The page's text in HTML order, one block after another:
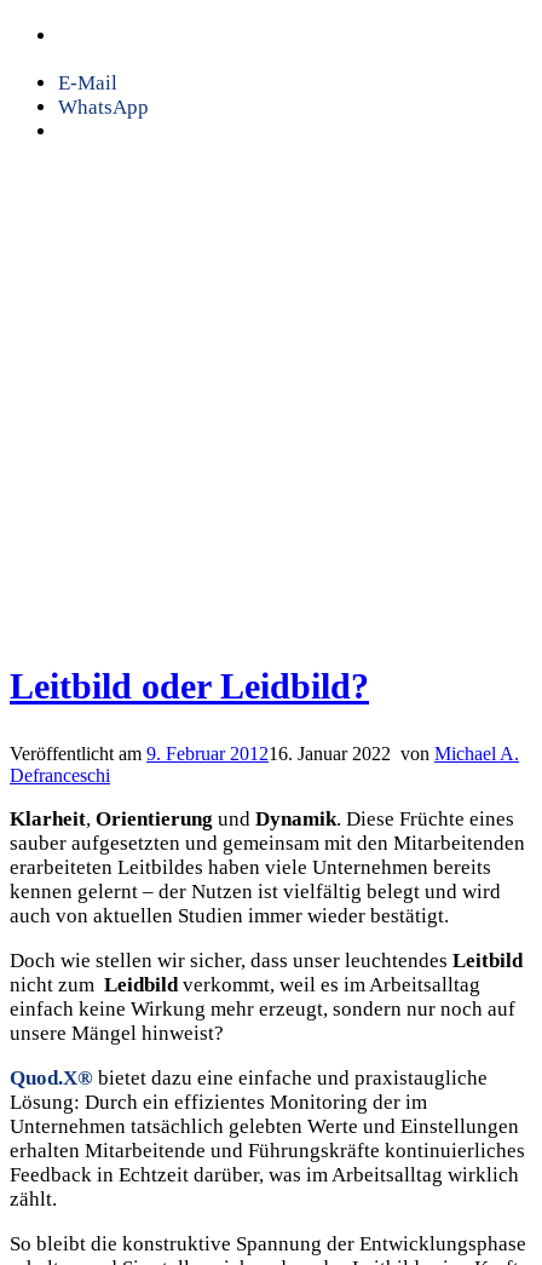
E-Mail
WhatsApp
Leitbild oder Leidbild?
Veröffentlicht am 9. Februar 201216. Januar 2022 von Michael A.
Defranceschi
Klarheit, Orientierung und Dynamik. Diese Früchte eines
sauber aufgesetzten und gemeinsam mit den Mitarbeitenden
erarbeiteten Leitbildes haben viele Unternehmen bereits
kennen gelernt – der Nutzen ist vielfältig belegt und wird
auch von aktuellen Studien immer wieder bestätigt.
Doch wie stellen wir sicher, dass unser leuchtendes Leitbild
nicht zum Leidbildverkommt, weil es im Arbeitsalltag
einfach keine Wirkung mehr erzeugt, sondern nur noch auf
unsere Mängel hinweist?
Quod.X® bietet dazu eine einfache und praxistaugliche
Lösung: Durch ein effizientes Monitoring der im
Unternehmen tatsächlich gelebten Werte und Einstellungen
erhalten Mitarbeitende und Führungskräfte kontinuierliches
Feedback in Echtzeit darüber, was im Arbeitsalltag wirklich
zählt.
So bleibt die konstruktive Spannung der Entwicklungsphase